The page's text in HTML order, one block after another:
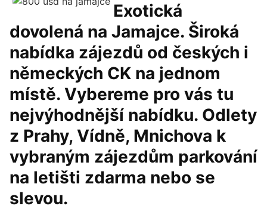
Exotická
dovolená na Jamajce. Široká
nabídka zájezdů od českých i
německých CK na jednom
místě. Vybereme pro vás tu
nejvýhodnější nabídku. Odlety
z Prahy, Vídně, Mnichova k
vybraným zájezdům parkování
na letišti zdarma nebo se
slevou.